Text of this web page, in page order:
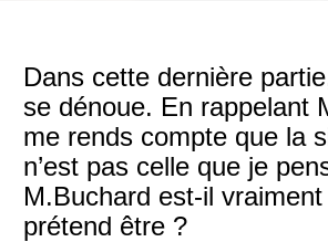
Dans cette dernière
se dénoue. En rappelant
me rends compte que la
n’est pas celle que je
M.Buchard est-il vraiment
prétend être ?